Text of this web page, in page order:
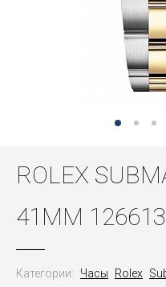
ROLEX
41ММ
Категории: Часы Rolex